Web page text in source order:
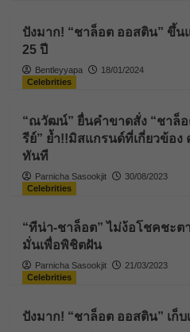
ปังมาก! “ชาล็อต ออสติน” ขึ้น
25 ปี
Bentleyyapa
18/01/2024
Celebrities
“ณวัฒน์” ยื่นคำขาดสั่ง “ชาล็อ
รีย์” ย้ำ!!มิสแกรนด์ที่เกี่ยวข้อง
ทันที
Parnicha Sasookjit
30/08/2023
Celebrities
“ทีน่า-ชาล็อต” ไม่ง้อโชคชะต
มั่นเพื่อพิชิตฝัน
Parnicha Sasookjit
21/03/2023
Celebrities
ปังมาก! “ชาล็อต ออสติน” เก็